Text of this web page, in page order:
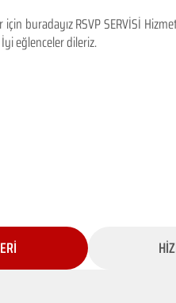
buradayız RSVP SERVİSİ
eğlenceler dileriz.